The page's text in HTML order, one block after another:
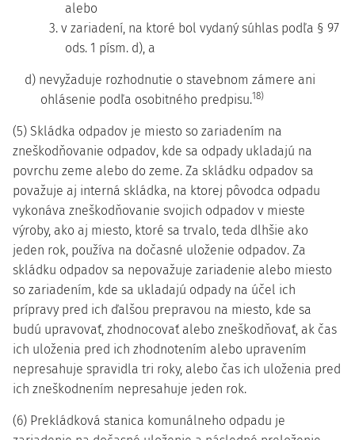
alebo
3. v zariadení, na ktoré bol vydaný súhlas podľa § 97
ods. 1 písm. d), a
d) nevyžaduje rozhodnutie o stavebnom zámere ani
ohlásenie podľa osobitného predpisu.18)
(5) Skládka odpadov je miesto so zariadením na
zneškodňovanie odpadov, kde sa odpady ukladajú na
povrchu zeme alebo do zeme. Za skládku odpadov sa
považuje aj interná skládka, na ktorej pôvodca odpadu
vykonáva zneškodňovanie svojich odpadov v mieste
výroby, ako aj miesto, ktoré sa trvalo, teda dlhšie ako
jeden rok, používa na dočasné uloženie odpadov. Za
skládku odpadov sa nepovažuje zariadenie alebo miesto
so zariadením, kde sa ukladajú odpady na účel ich
prípravy pred ich ďalšou prepravou na miesto, kde sa
budú upravovať, zhodnocovať alebo zneškodňovať, ak čas
ich uloženia pred ich zhodnotením alebo upravením
nepresahuje spravidla tri roky, alebo čas ich uloženia pred
ich zneškodnením nepresahuje jeden rok.
(6) Prekládková stanica komunálneho odpadu je